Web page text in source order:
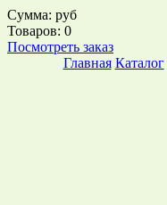
Сумма: руб
Товаров: 0
Посмотреть заказ
Главная Каталог